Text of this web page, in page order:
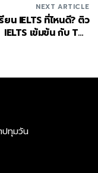
NEXT ARTICLE
ยน IELTS ที่ไหนดี? ติว
IELTS เข้มข้น กับ The
ปทุมวัน